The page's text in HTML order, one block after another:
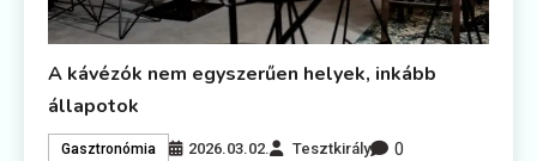
A kávézók nem egyszerűen helyek, inkább
állapotok
Gasztronómia 2026.03.02. Tesztkirály 0